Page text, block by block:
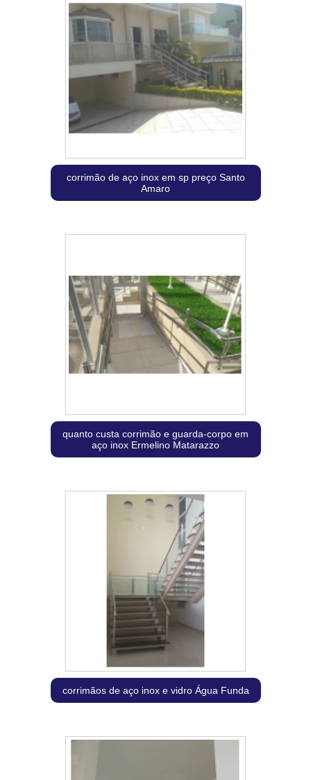
corrimão de aço inox em sp preço Santo
Amaro
quanto custa corrimão e guarda-corpo em
aço inox Ermelino Matarazzo
corrimãos de aço inox e vidro Água Funda